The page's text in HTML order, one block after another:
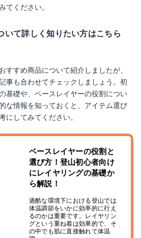
てください。
いて詳しく知りたい方はこちら
すすめ商品について紹介しましたが、
事も合わせてチェックしましょう。初
基礎や、ベースレイヤーの役割につい
な情報を知っておくと、アイテム選び
にしてみてください。
ベースレイヤーの役割と
選び方！登山初心者向け
にレイヤリングの基礎か
ら解説！
過酷な環境下における登山では
体温調節をいかに効率的に行え
るのかは重要です。レイヤリン
グという重ね着は効果的で、そ
の中でも肌に直接触れて体温